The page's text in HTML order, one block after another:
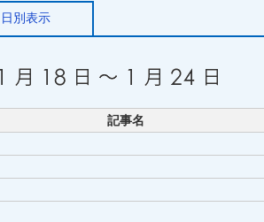
日別表示
記事名